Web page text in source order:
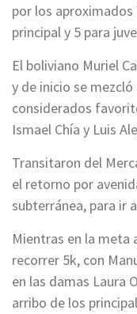
por los
principal y 5 para
El boliviano Muriel
y de inicio se
considerados
Ismael Chía y Luis
Transitaron del
el retorno por
subterránea, para ir
Mientras en la meta
recorrer 5k, con
en las damas Laura
arribo de los